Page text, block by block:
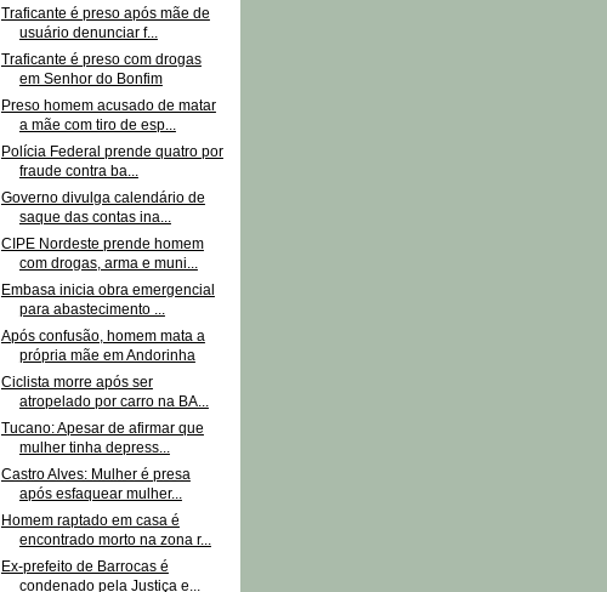
Traficante é preso após mãe de
usuário denunciar f...
Traficante é preso com drogas
em Senhor do Bonfim
Preso homem acusado de matar
a mãe com tiro de esp...
Polícia Federal prende quatro por
fraude contra ba...
Governo divulga calendário de
saque das contas ina...
CIPE Nordeste prende homem
com drogas, arma e muni...
Embasa inicia obra emergencial
para abastecimento ...
Após confusão, homem mata a
própria mãe em Andorinha
Ciclista morre após ser
atropelado por carro na BA...
Tucano: Apesar de afirmar que
mulher tinha depress...
Castro Alves: Mulher é presa
após esfaquear mulher...
Homem raptado em casa é
encontrado morto na zona r...
Ex-prefeito de Barrocas é
condenado pela Justiça e...